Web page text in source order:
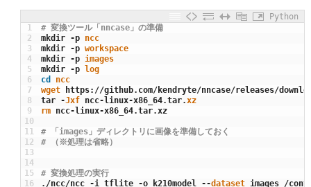
Python
1
2
3
4
5
6
7
8
9
10
11
12
13
14
15
16
# 変換ツール「nncase」の準備
mkdir -p ncc
mkdir -p workspace
mkdir -p images
mkdir -p
log
cd
ncc
wget
https: //github. com/kendryte/nncase/releases/
tar -Jxf ncc- linux-x86_64.tar.xz
rm ncc- linux-x86_64.tar.xz
# 「images」ディレクトリに画像を準備しておく
# （※処理は省略）
# 変換処理の実行
. /ncc/ncc -i tflite -o k210model --dataset images /